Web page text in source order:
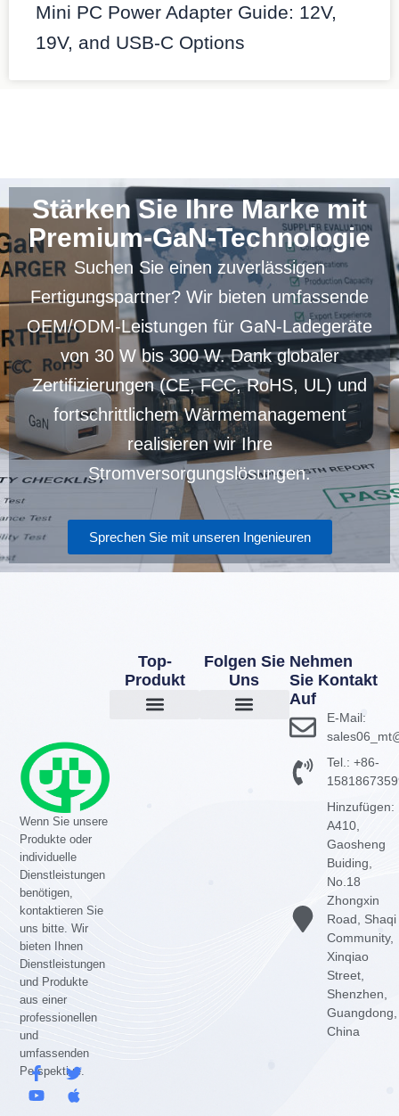
Mini PC Power Adapter Guide: 12V,
19V, and USB-C Options
Stärken Sie Ihre Marke mit
Premium-GaN-Technologie
Suchen Sie einen zuverlässigen
Fertigungspartner? Wir bieten umfassende
OEM/ODM-Leistungen für GaN-Ladegeräte
von 30 W bis 300 W. Dank globaler
Zertifizierungen (CE, FCC, RoHS, UL) und
fortschrittlichem Wärmemanagement
realisieren wir Ihre
Stromversorgungslösungen.
Sprechen Sie mit unseren Ingenieuren
Wenn Sie unsere
Produkte oder
individuelle
Dienstleistungen
benötigen,
kontaktieren Sie
uns bitte. Wir
bieten Ihnen
Dienstleistungen
und Produkte
aus einer
professionellen
und
umfassenden
Perspektive.
F
a
c
T
w
i
Y
o
u
A
p
f
Nehmen
Sie Kontakt
Auf
E-Mail:
Tel.: +86-
Hinzufügen:
A410,
Gaosheng
Buiding,
No.18
Zhongxin
Road, Shaqi
Community,
Xinqiao
Street,
Shenzhen,
Guangdong,
China
Folgen Sie
Uns
Top-
Produkt